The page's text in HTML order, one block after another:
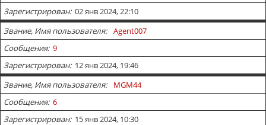
Зарегистрирован 02 янв 2024, 22:10
Звание, Имя пользователя
Agent007
Сообщения 9
Зарегистрирован 12 янв 2024, 19:46
Звание, Имя пользователя
MGM44
Сообщения 6
Зарегистрирован 15 янв 2024, 10:30